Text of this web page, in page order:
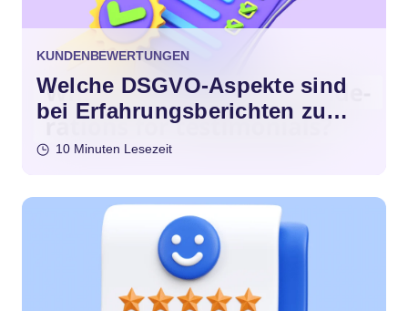
KUNDENBEWERTUNGEN
Welche DSGVO-Aspekte sind
bei Erfahrungsberichten zu
10 Minuten Lesezeit